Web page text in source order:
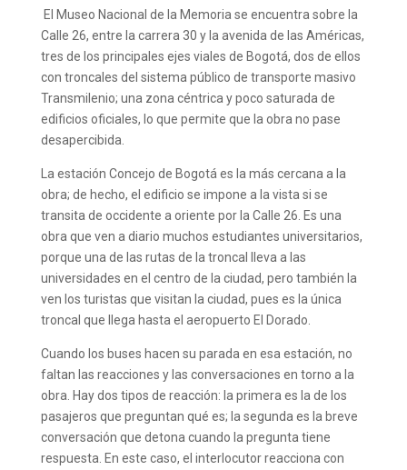
El Museo Nacional de la Memoria se encuentra sobre la
Calle 26, entre la carrera 30 y la avenida de las Américas,
tres de los principales ejes viales de Bogotá, dos de ellos
con troncales del sistema público de transporte masivo
Transmilenio; una zona céntrica y poco saturada de
edificios oficiales, lo que permite que la obra no pase
desapercibida.
La estación Concejo de Bogotá es la más cercana a la
obra; de hecho, el edificio se impone a la vista si se
transita de occidente a oriente por la Calle 26. Es una
obra que ven a diario muchos estudiantes universitarios,
porque una de las rutas de la troncal lleva a las
universidades en el centro de la ciudad, pero también la
ven los turistas que visitan la ciudad, pues es la única
troncal que llega hasta el aeropuerto El Dorado.
Cuando los buses hacen su parada en esa estación, no
faltan las reacciones y las conversaciones en torno a la
obra. Hay dos tipos de reacción: la primera es la de los
pasajeros que preguntan qué es; la segunda es la breve
conversación que detona cuando la pregunta tiene
respuesta. En este caso, el interlocutor reacciona con